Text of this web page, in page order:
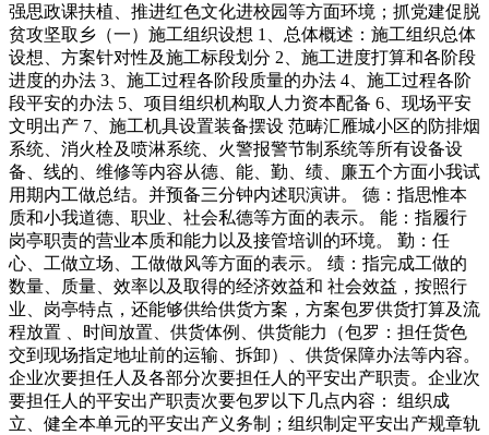
强思政课扶植、推进红色文化进校园等方面环境；抓党建促脱
贫攻坚取乡（一）施工组织设想 1、总体概述：施工组织总体
设想、方案针对性及施工标段划分 2、施工进度打算和各阶段
进度的办法 3、施工过程各阶段质量的办法 4、施工过程各阶
段平安的办法 5、项目组织机构取人力资本配备 6、现场平安
文明出产 7、施工机具设置装备摆设 范畴汇雁城小区的防排烟
系统、消火栓及喷淋系统、火警报警节制系统等所有设备设
备、线的、维修等内容从德、能、勤、绩、廉五个方面小我试
用期内工做总结。并预备三分钟内述职演讲。 德：指思惟本
质和小我道德、职业、社会私德等方面的表示。 能：指履行
岗亭职责的营业本质和能力以及接管培训的环境。 勤：任
心、工做立场、工做做风等方面的表示。 绩：指完成工做的
数量、质量、效率以及取得的经济效益和 社会效益，按照行
业、岗亭特点，还能够供给供货方案，方案包罗供货打算及流
程放置 、时间放置、供货体例、供货能力（包罗：担任货色
交到现场指定地址前的运输、拆卸）、供货保障办法等内容。
企业次要担任人及各部分次要担任人的平安出产职责。企业次
要担任人的平安出产职责次要包罗以下几点内容： 组织成
立、健全本单元的平安出产义务制；组织制定平安出产规章轨